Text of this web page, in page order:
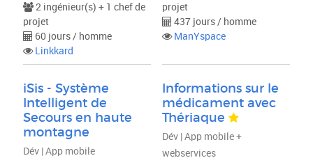
2 ingénieur(s) + 1 chef de
projet
60 jours / homme
Linkkard
projet
437 jours / homme
ManYspace
iSis - Système
Intelligent de
Secours en haute
montagne
Dév | App mobile
Informations sur le
médicament avec
Thériaque
Dév | App mobile +
webservices